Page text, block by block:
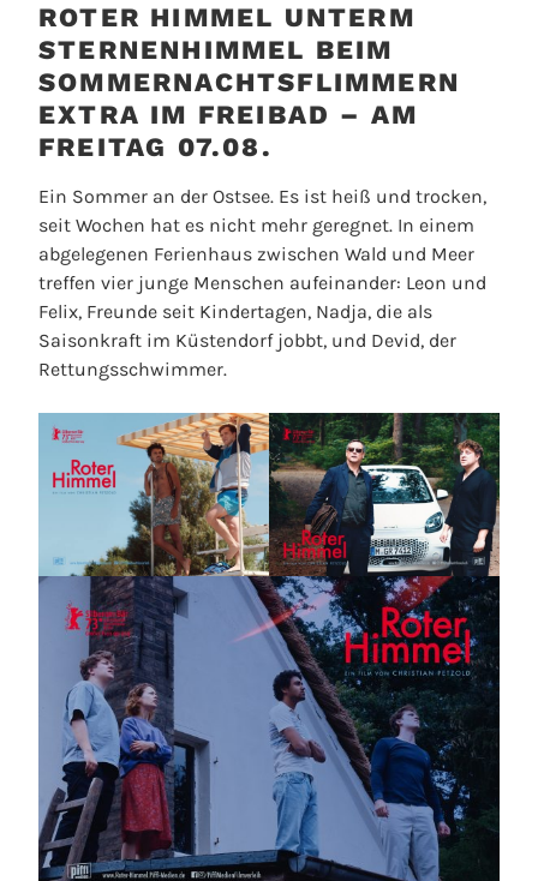
ROTER HIMMEL UNTERM
STERNENHIMMEL BEIM
SOMMERNACHTSFLIMMERN
EXTRA IM FREIBAD – AM
FREITAG 07.08.
Ein Sommer an der Ostsee. Es ist heiß und trocken,
seit Wochen hat es nicht mehr geregnet. In einem
abgelegenen Ferienhaus zwischen Wald und Meer
treffen vier junge Menschen aufeinander: Leon und
Felix, Freunde seit Kindertagen, Nadja, die als
Saisonkraft im Küstendorf jobbt, und Devid, der
Rettungsschwimmer.